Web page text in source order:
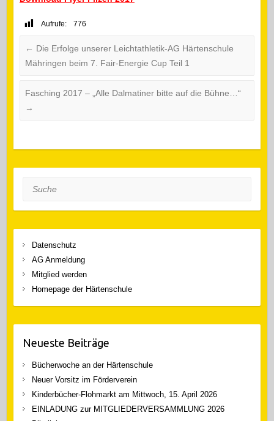
Aufrufe: 776
← Die Erfolge unserer Leichtathletik-AG Härtenschule
Mähringen beim 7. Fair-Energie Cup Teil 1
Fasching 2017 – „Alle Dalmatiner bitte auf die Bühne…“
→
Suche
Datenschutz
AG Anmeldung
Mitglied werden
Homepage der Härtenschule
Neueste Beiträge
Bücherwoche an der Härtenschule
Neuer Vorsitz im Förderverein
Kinderbücher-Flohmarkt am Mittwoch, 15. April 2026
EINLADUNG zur MITGLIEDERVERSAMMLUNG 2026